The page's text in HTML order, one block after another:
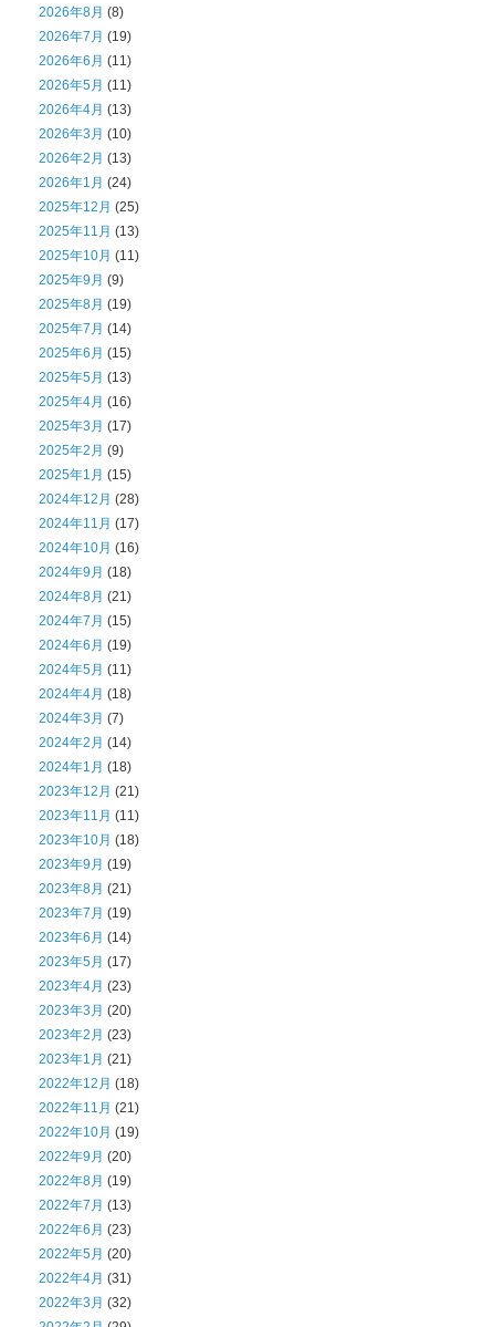
2026年8月 (8)
2026年7月 (19)
2026年6月 (11)
2026年5月 (11)
2026年4月 (13)
2026年3月 (10)
2026年2月 (13)
2026年1月 (24)
2025年12月 (25)
2025年11月 (13)
2025年10月 (11)
2025年9月 (9)
2025年8月 (19)
2025年7月 (14)
2025年6月 (15)
2025年5月 (13)
2025年4月 (16)
2025年3月 (17)
2025年2月 (9)
2025年1月 (15)
2024年12月 (28)
2024年11月 (17)
2024年10月 (16)
2024年9月 (18)
2024年8月 (21)
2024年7月 (15)
2024年6月 (19)
2024年5月 (11)
2024年4月 (18)
2024年3月 (7)
2024年2月 (14)
2024年1月 (18)
2023年12月 (21)
2023年11月 (11)
2023年10月 (18)
2023年9月 (19)
2023年8月 (21)
2023年7月 (19)
2023年6月 (14)
2023年5月 (17)
2023年4月 (23)
2023年3月 (20)
2023年2月 (23)
2023年1月 (21)
2022年12月 (18)
2022年11月 (21)
2022年10月 (19)
2022年9月 (20)
2022年8月 (19)
2022年7月 (13)
2022年6月 (23)
2022年5月 (20)
2022年4月 (31)
2022年3月 (32)